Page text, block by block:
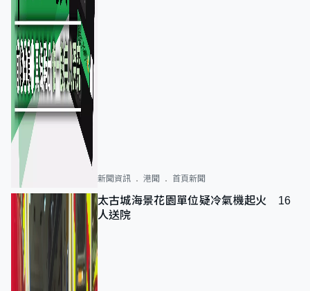
新聞資訊 港聞 首頁新聞
太古城海景花園單位疑冷氣機起火 16
人送院